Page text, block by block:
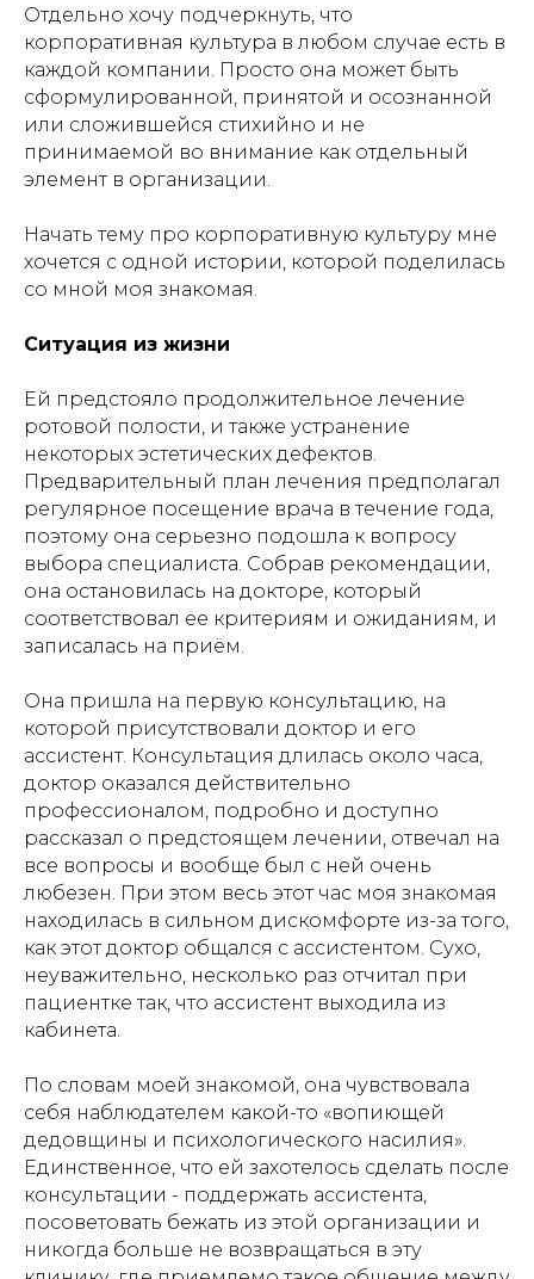
Отдельно хочу подчеркнуть, что
корпоративная культура в любом случае есть в
каждой компании. Просто она может быть
сформулированной, принятой и осознанной
или сложившейся стихийно и не
принимаемой во внимание как отдельный
элемент в организации.
Начать тему про корпоративную культуру мне
хочется с одной истории, которой поделилась
со мной моя знакомая.
Ситуация из жизни
Ей предстояло продолжительное лечение
ротовой полости, и также устранение
некоторых эстетических дефектов.
Предварительный план лечения предполагал
регулярное посещение врача в течение года,
поэтому она серьезно подошла к вопросу
выбора специалиста. Собрав рекомендации,
она остановилась на докторе, который
соответствовал ее критериям и ожиданиям, и
записалась на приём.
Она пришла на первую консультацию, на
которой присутствовали доктор и его
ассистент. Консультация длилась около часа,
доктор оказался действительно
профессионалом, подробно и доступно
рассказал о предстоящем лечении, отвечал на
все вопросы и вообще был с ней очень
любезен. При этом весь этот час моя знакомая
находилась в сильном дискомфорте из-за того,
как этот доктор общался с ассистентом. Сухо,
неуважительно, несколько раз отчитал при
пациентке так, что ассистент выходила из
кабинета.
По словам моей знакомой, она чувствовала
себя наблюдателем какой-то «вопиющей
дедовщины и психологического насилия».
Единственное, что ей захотелось сделать после
консультации - поддержать ассистента,
посоветовать бежать из этой организации и
никогда больше не возвращаться в эту